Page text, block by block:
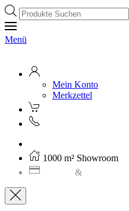
Products
search
Menü
Mein Konto
Merkzettel
1000 m² Showroom
&